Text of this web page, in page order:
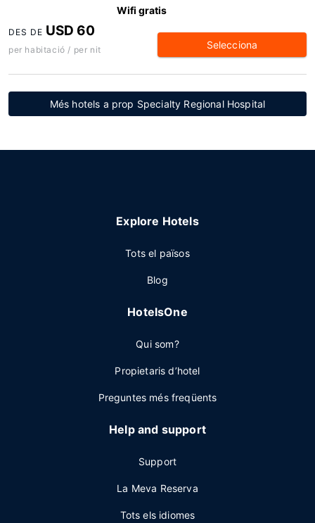
Wifi gratis
DES DE USD 60
per habitació / per nit Selecciona
Més hotels a prop Specialty Regional Hospital
Explore Hotels
Tots el països
Blog
HotelsOne
Qui som?
Propietaris d’hotel
Preguntes més freqüents
Help and support
Support
La Meva Reserva
Tots els idiomes